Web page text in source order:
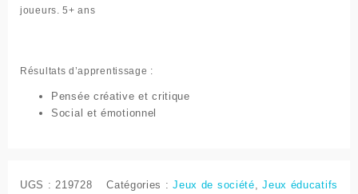
joueurs. 5+ ans
Résultats d’apprentissage :
Pensée créative et critique
Social et émotionnel
UGS :219728 Catégories :Jeux de société,Jeux éducatifs